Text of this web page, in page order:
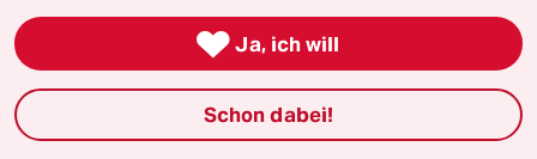
@Januß:
Wenn ein Mann eine Frau sexuell
belästigt, wird auch noch seine
Familie angeklagt, oder was?
 Ja, ich will
Schon dabei!